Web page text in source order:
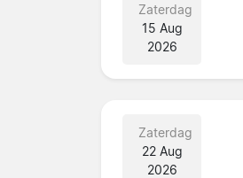
Zaterdag
15 Aug
2026
Zaterdag
22 Aug
2026